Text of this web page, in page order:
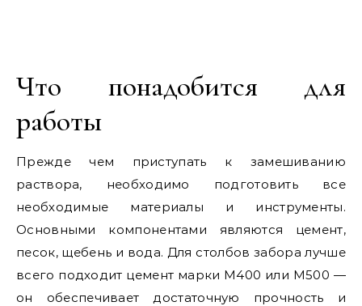
Что понадобится для
работы
Прежде чем приступать к замешиванию
раствора, необходимо подготовить все
необходимые материалы и инструменты.
Основными компонентами являются цемент,
песок, щебень и вода. Для столбов забора лучше
всего подходит цемент марки М400 или М500 —
он обеспечивает достаточную прочность и